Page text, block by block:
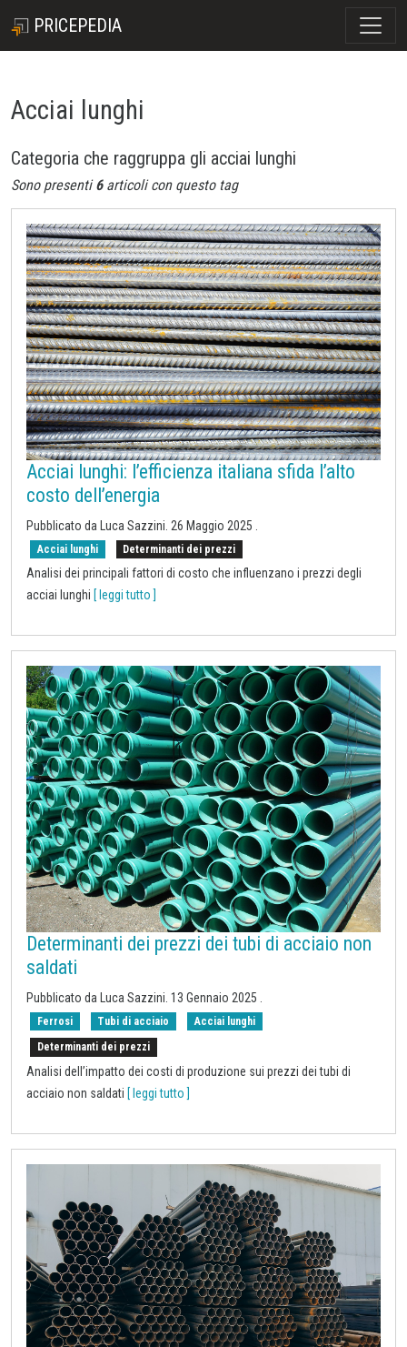
PRICEPEDIA
Acciai lunghi
Categoria che raggruppa gli acciai lunghi
Sono presenti6articoli con questo tag
Acciai lunghi: l’efficienza italiana sfida l’alto
costo dell’energia
Pubblicato da Luca Sazzini. 26 Maggio 2025
Acciai lunghi Determinanti dei prezzi
Analisi dei principali fattori di costo che influenzano i prezzi degli
acciai lunghi [ leggi tutto ]
Determinanti dei prezzi dei tubi di acciaio non
saldati
Pubblicato da Luca Sazzini. 13 Gennaio 2025
Ferrosi Tubi di acciaio Acciai lunghi
Determinanti dei prezzi
Analisi dell’impatto dei costi di produzione sui prezzi dei tubi di
acciaio non saldati [ leggi tutto ]